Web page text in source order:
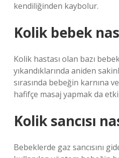
kendiliğinden kaybolur.
Kolik bebek
Kolik hastası olan bazı
yıkandıklarında aniden
sırasında bebeğin karnına
hafifçe masaj yapmak da
Kolik sancısı
Bebeklerde gaz sancısını